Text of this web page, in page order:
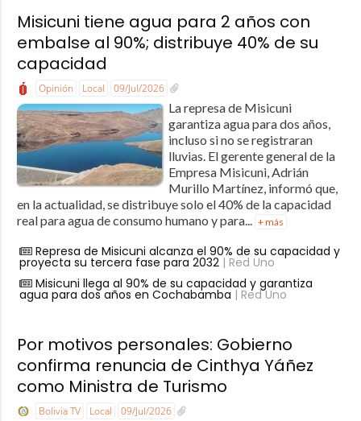
Misicuni tiene agua para 2 años con
embalse al 90%; distribuye 40% de su
capacidad
Opinión Local 09/Jul/2026
La represa de Misicuni
garantiza agua para dos años,
incluso si no se registraran
lluvias. El gerente general de la
Empresa Misicuni, Adrián
Murillo Martínez, informó que,
en la actualidad, se distribuye solo el 40% de la capacidad
real para agua de consumo humano y para... + más
Represa de Misicuni alcanza el 90% de su capacidad y
proyecta su tercera fase para 2032| Red Uno
Misicuni llega al 90% de su capacidad y garantiza
agua para dos años en Cochabamba | Red Uno
Por motivos personales: Gobierno
confirma renuncia de Cinthya Yáñez
como Ministra de Turismo
Bolivia TV Local 09/Jul/2026